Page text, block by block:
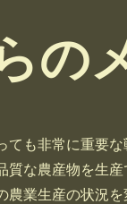
の
も非常に重要な
質な農産物を生
農業生産の状況